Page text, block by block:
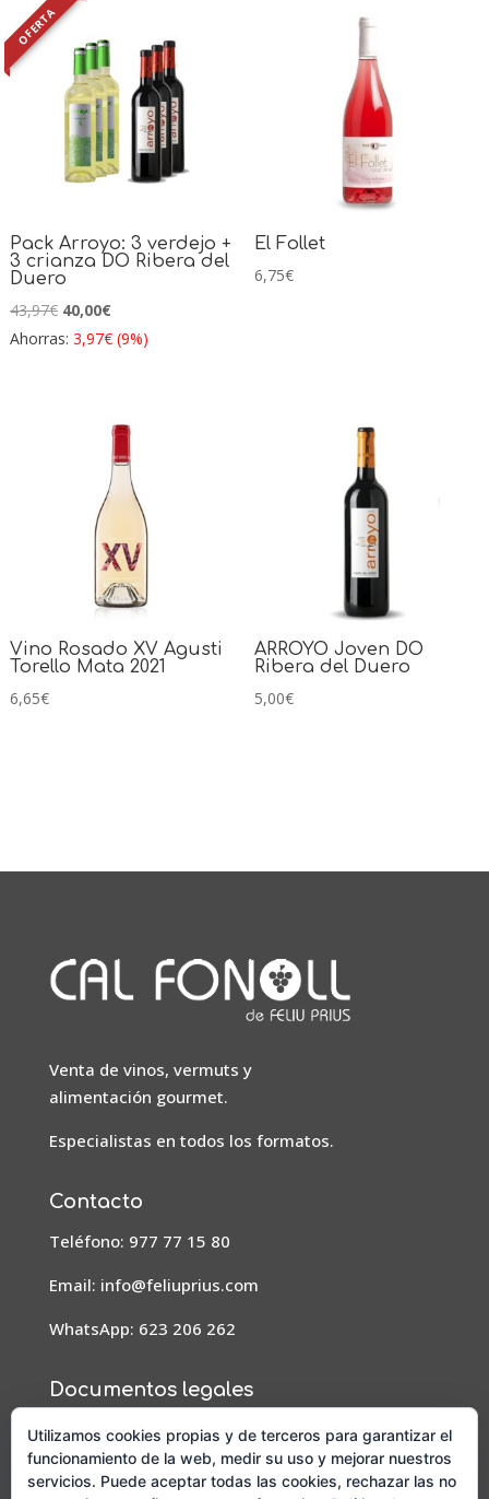
OFERTA
Pack Arroyo: 3 verdejo +
3 crianza DO Ribera del
Duero
43,97€ El
precio
40,00€El
precio
40,00€.
Ahorras: 3,97€ (9%)
El Follet
6,75€
Vino Rosado XV Agusti
Torello Mata 2021
6,65€
ARROYO Joven DO
Ribera del Duero
5,00€
Venta de vinos, vermuts y
alimentación gourmet.
Especialistas en todos los formatos.
Contacto
Teléfono: 977 77 15 80
Email: info@feliuprius.com
WhatsApp: 623 206 262
Documentos legales
Aviso Legal
Condiciones de pedidos, envío y devoluciones
Utilizamos cookies propias y de terceros para garantizar el
funcionamiento de la web, medir su uso y mejorar nuestros
servicios. Puede aceptar todas las cookies, rechazar las no